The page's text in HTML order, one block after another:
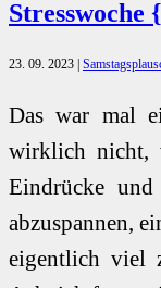
Stresswoche
23. 09. 2023
Das war mal
wirklich nicht,
Eindrücke
abzuspannen,
eigentlich viel